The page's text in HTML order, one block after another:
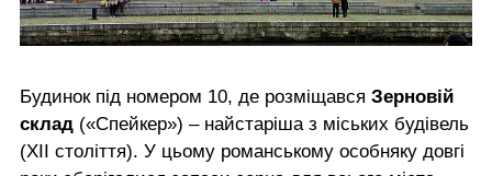
Будинок під номером 10, де розміщався Зерновій
склад («Спейкер») – найстаріша з міських будівель
(XII століття). У цьому романському особняку довгі